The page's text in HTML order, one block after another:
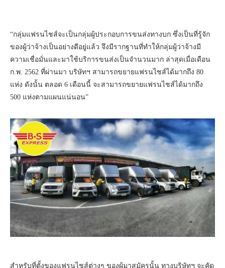
“กลุ่มแฟรนไชส์จะเป็นกลุ่มผู้ประกอบการขนส่งทางบก ซึ่งเป็นที่รู้จัก
ของผู้ว่าจ้างเป็นอย่างดีอยู่แล้ว จึงมีรากฐานที่ทำให้กลุ่มผู้ว่าจ้างมี
ความเชื่อมั่นและมาใช้บริการขนส่งเป็นจำนวนมาก ล่าสุดเมื่อเดือน
ก.พ. 2562 ที่ผ่านมา บริษัทฯ สามารถขยายแฟรนไชส์ได้มากถึง 80
แห่ง ดังนั้น ตลอด 6 เดือนนี้ จะสามารถขยายแฟรนไชส์ได้มากถึง
500 แห่งตามแผนแน่นอน”
สำหรับที่ตั้งของแฟรนไชส์ต่างๆ ของผู้มาสมัครนั้น ทางบริษัทฯ จะคัด